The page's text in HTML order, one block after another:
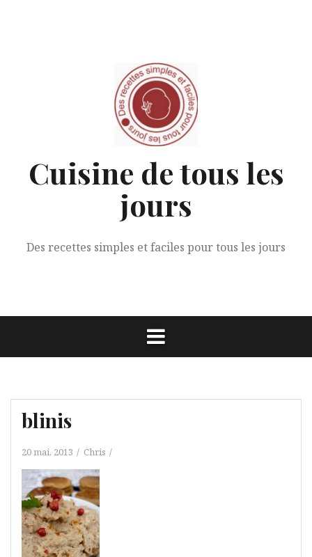
Cuisine de tous les
jours
Des recettes simples et faciles pour tous les jours
blinis
20 mai, 2013 Chris